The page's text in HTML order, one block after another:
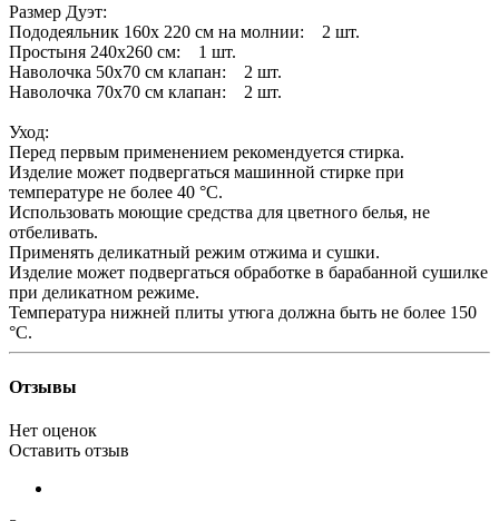
Размер Дуэт:
Пододеяльник 160х 220 см на молнии: 2 шт.
Простыня 240х260 см: 1 шт.
Наволочка 50х70 см клапан: 2 шт.
Наволочка 70х70 см клапан: 2 шт.
Уход:
Перед первым применением рекомендуется стирка.
Изделие может подвергаться машинной стирке при
температуре не более 40 °С.
Использовать моющие средства для цветного белья, не
отбеливать.
Применять деликатный режим отжима и сушки.
Изделие может подвергаться обработке в барабанной сушилке
при деликатном режиме.
Температура нижней плиты утюга должна быть не более 150
°С.
Отзывы
Нет оценок
Оставить отзыв